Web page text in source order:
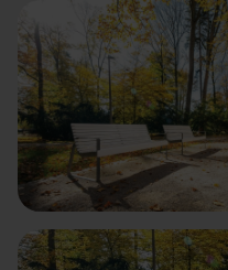
Précédent